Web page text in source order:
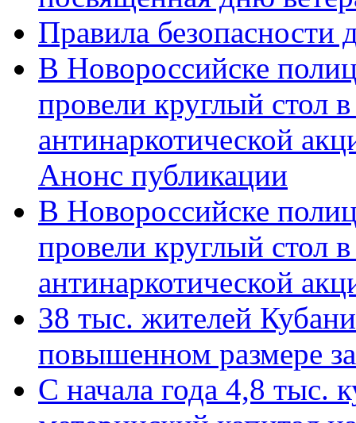
Правила безопасности
В Новороссийске
провели круглый стол
антинаркотической
Анонс публикации
В Новороссийске
провели круглый стол
антинаркотической
38 тыс. жителей
повышенном размере
С начала года 4,8 тыс.